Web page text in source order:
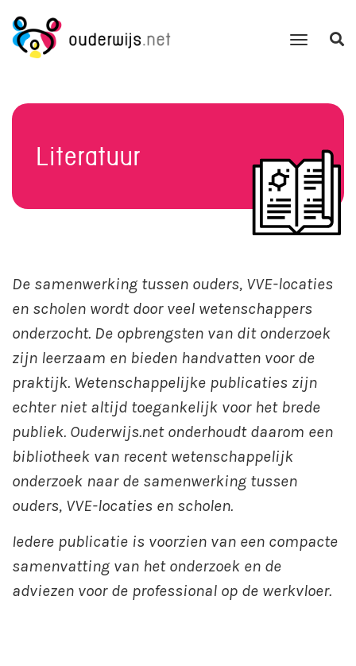
Literatuur
De samenwerking tussen ouders, VVE-locaties
en scholen wordt door veel wetenschappers
onderzocht. De opbrengsten van dit onderzoek
zijn leerzaam en bieden handvatten voor de
praktijk. Wetenschappelijke publicaties zijn
echter niet altijd toegankelijk voor het brede
publiek. Ouderwijs.net onderhoudt daarom een
bibliotheek van recent wetenschappelijk
onderzoek naar de samenwerking tussen
ouders, VVE-locaties en scholen.
Iedere publicatie is voorzien van een compacte
samenvatting van het onderzoek en de
adviezen voor de professional op de werkvloer.